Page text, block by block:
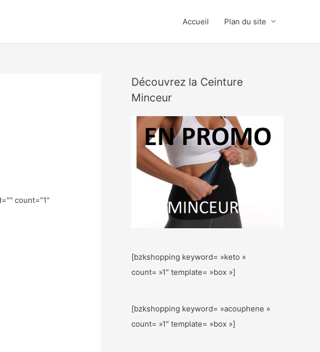
Accueil Plan du site
" count="1"
Découvrez la Ceinture
Minceur
[bzkshopping keyword= »keto »
count= »1″ template= »box »]
[bzkshopping keyword= »acouphene »
count= »1″ template= »box »]